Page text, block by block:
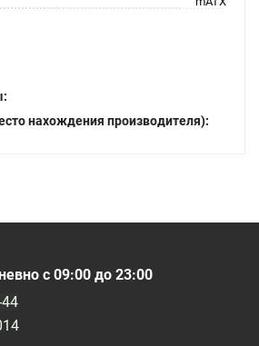
нахождения производителя):
с 09:00 до 23:00